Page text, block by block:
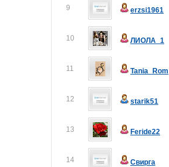
9 erzsi1961
10 ЛИОЛА_1
11 Tania_Rom
12 starik51
13 Feride22
14 Свирга